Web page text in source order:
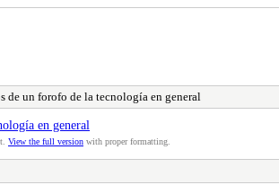
de un forofo de la tecnología en general
en general
View the full version with proper formatting.